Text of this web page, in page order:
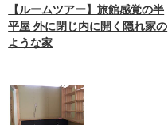
【ルームツアー】旅館感覚の半
平屋 外に閉じ内に開く隠れ家の
ような家